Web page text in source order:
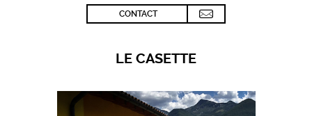
CONTACT
LE CASETTE